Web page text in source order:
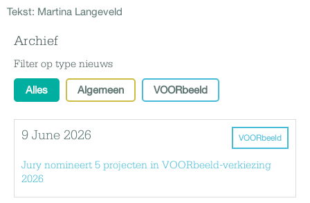
Tekst: Martina Langeveld
Archief
Filter op type nieuws
Alles Algemeen VOORbeeld
VOORbeeld
9 June 2026
Jury nomineert 5 projecten in VOORbeeld-verkiezing
2026